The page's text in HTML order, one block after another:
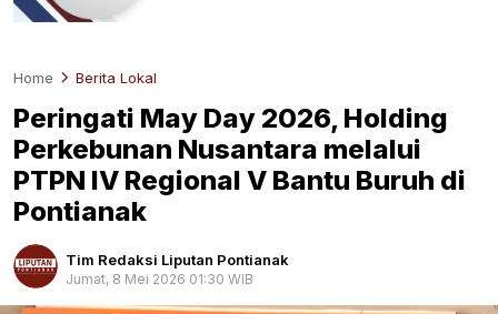
Home Berita Lokal
Peringati May Day 2026, Holding
Perkebunan Nusantara melalui
PTPN IV Regional V Bantu Buruh di
Pontianak
Tim Redaksi Liputan Pontianak
Jumat, 8 Mei 2026 01:30 WIB